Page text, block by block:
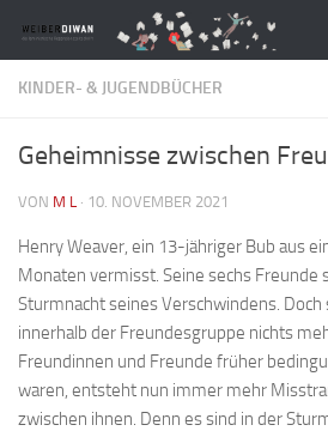
Zum Inhalt springen
KINDER- & JUGENDBÜCHER
Geheimnisse zwischen
VON M L · 10. NOVEMBER 2021
Henry Weaver, ein 13-jähriger Bub aus
Monaten vermisst. Seine sechs Freunde
Sturmnacht seines Verschwindens.
innerhalb der Freundesgruppe nichts
Freundinnen und Freunde früher
waren, entsteht nun immer mehr
zwischen ihnen. Denn es sind in der